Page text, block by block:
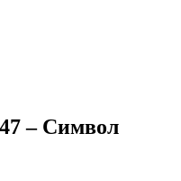
– Символ